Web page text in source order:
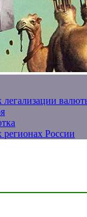
легализации
регионах России